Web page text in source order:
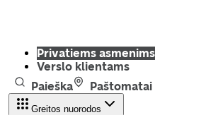
Privatiems asmenims
Verslo klientams
Paieška
Paštomatai
Greitos nuorodos